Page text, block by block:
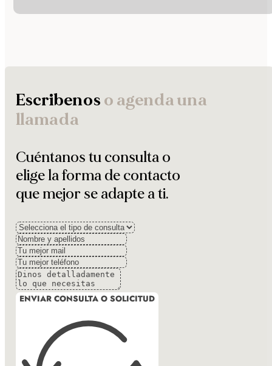
Escribenos o agenda una
llamada
Cuéntanos tu consulta o
elige la forma de contacto
que mejor se adapte a ti.
ENVIAR CONSULTA O SOLICITUD